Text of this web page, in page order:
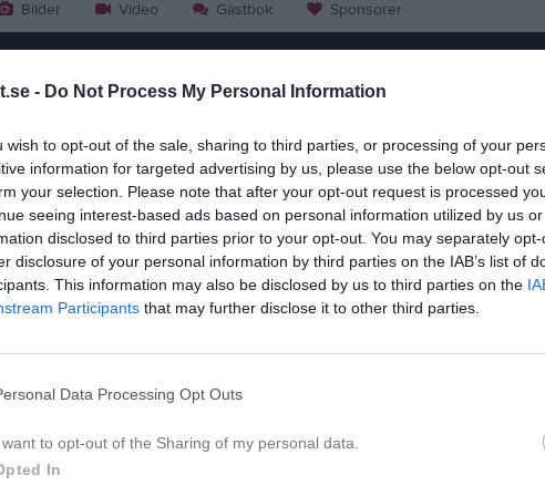
- Do Not Process My Personal Information
wish to opt-out of the sale, sharing to third parties, or processing of your
information for targeted advertising by us, please use the below opt-out
your selection. Please note that after your opt-out request is processed
seeing interest-based ads based on personal information utilized by us
disclosed to third parties prior to your opt-out. You may separately
disclosure of your personal information by third parties on the IAB’s list of
This information may also be disclosed by us to third parties on the
Participants that may further disclose it to other third parties.
Data Processing Opt Outs
want to opt-out of the Sharing of my personal data.
In
Bilder Video Gästbok Sponsorer
viktig information!
På gång
Inga kommande